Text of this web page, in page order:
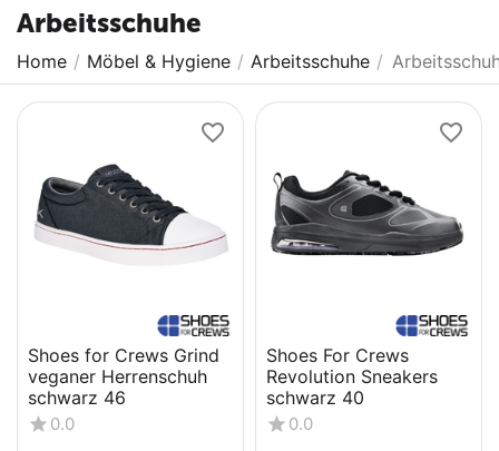
Arbeitsschuhe
Home / Möbel & Hygiene / Arbeitsschuhe /
Shoes for Crews Grind
veganer Herrenschuh
schwarz 46
0.0
Shoes For Crews
Revolution Sneakers
schwarz 40
0.0